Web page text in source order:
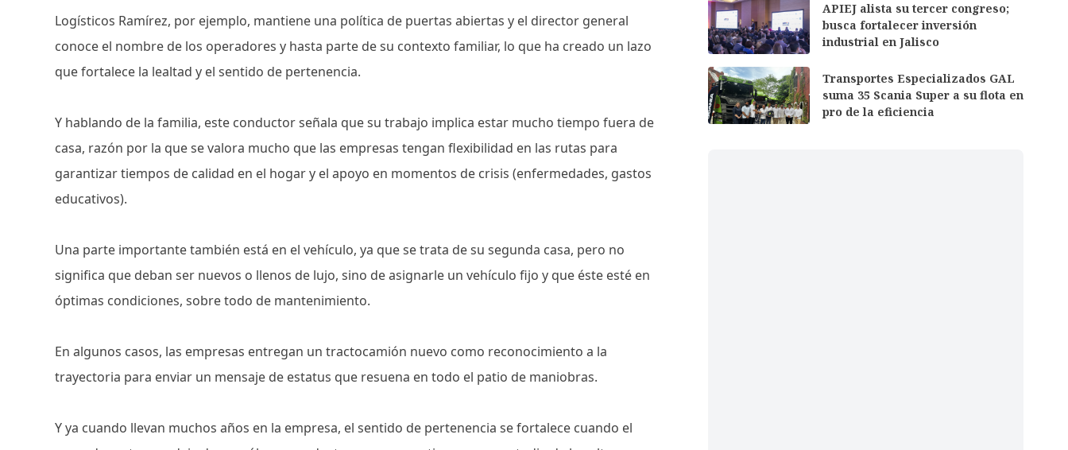
Logísticos Ramírez, por ejemplo, mantiene una política de puertas abiertas y el director general
conoce el nombre de los operadores y hasta parte de su contexto familiar, lo que ha creado un lazo
que fortalece la lealtad y el sentido de pertenencia.
Y hablando de la familia, este conductor señala que su trabajo implica estar mucho tiempo fuera de
casa, razón por la que se valora mucho que las empresas tengan flexibilidad en las rutas para
garantizar tiempos de calidad en el hogar y el apoyo en momentos de crisis (enfermedades, gastos
educativos).
Una parte importante también está en el vehículo, ya que se trata de su segunda casa, pero no
significa que deban ser nuevos o llenos de lujo, sino de asignarle un vehículo fijo y que éste esté en
óptimas condiciones, sobre todo de mantenimiento.
En algunos casos, las empresas entregan un tractocamión nuevo como reconocimiento a la
trayectoria para enviar un mensaje de estatus que resuena en todo el patio de maniobras.
Y ya cuando llevan muchos años en la empresa, el sentido de pertenencia se fortalece cuando el
APIEJ alista su tercer congreso;
busca fortalecer inversión
industrial en Jalisco
Transportes Especializados GAL
suma 35 Scania Super a su flota en
pro de la eficiencia